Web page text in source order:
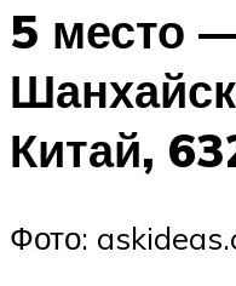
5 место
Китай,
Фото: